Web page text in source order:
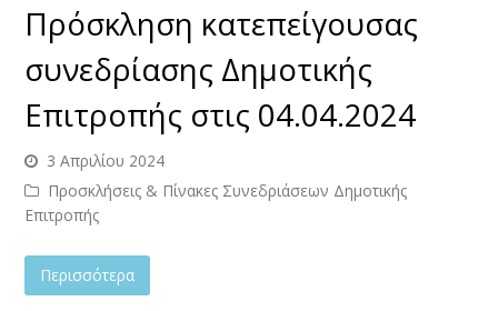
Πρόσκληση κατεπείγουσας
συνεδρίασης Δημοτικής
Επιτροπής στις 04.04.2024
3 Απριλίου 2024
Προσκλήσεις & Πίνακες Συνεδριάσεων Δημοτικής
Επιτροπής
Περισσότερα